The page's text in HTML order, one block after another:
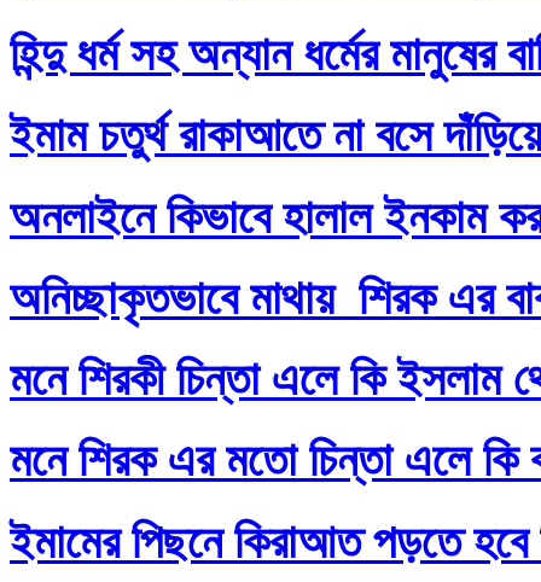
হিন্দু ধর্ম সহ অন্যান ধর্মের মানুষের
ইমাম চতুর্থ রাকাআতে না বসে
অনলাইনে কিভাবে হালাল ইনকাম
অনিচ্ছাকৃতভাবে মাথায় শিরক এর
মনে শিরকী চিন্তা এলে কি ইসলাম
মনে শিরক এর মতো চিন্তা এলে কি
ইমামের পিছনে কিরাআত পড়তে হবে